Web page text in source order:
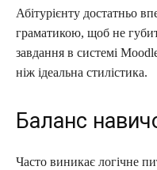
Абітурієнту достатньо
граматикою, щоб не
завдання в системі
ніж ідеальна стилістика.
Баланс
Часто виникає логічне